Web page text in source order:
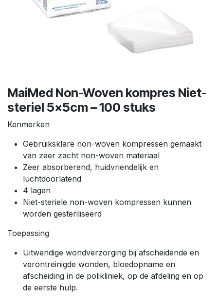
MaiMed Non-Woven kompres Niet-
steriel 5x5cm – 100 stuks
Kenmerken
Gebruiksklare non-woven kompressen gemaakt
van zeer zacht non-woven materiaal
Zeer absorberend, huidvriendelijk en
luchtdoorlatend
4 lagen
Niet-steriele non-woven kompressen kunnen
worden gesteriliseerd
Toepassing
Uitwendige wondverzorging bij afscheidende en
verontreinigde wonden, bloedopname en
afscheiding in de polikliniek, op de afdeling en op
de eerste hulp.